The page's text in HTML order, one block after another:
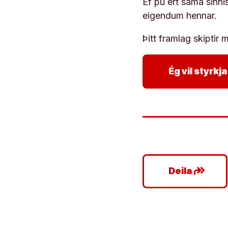
eigendum hennar.
Þitt framlag skiptir
Ég vil
Deilagoogle_plus_reshare